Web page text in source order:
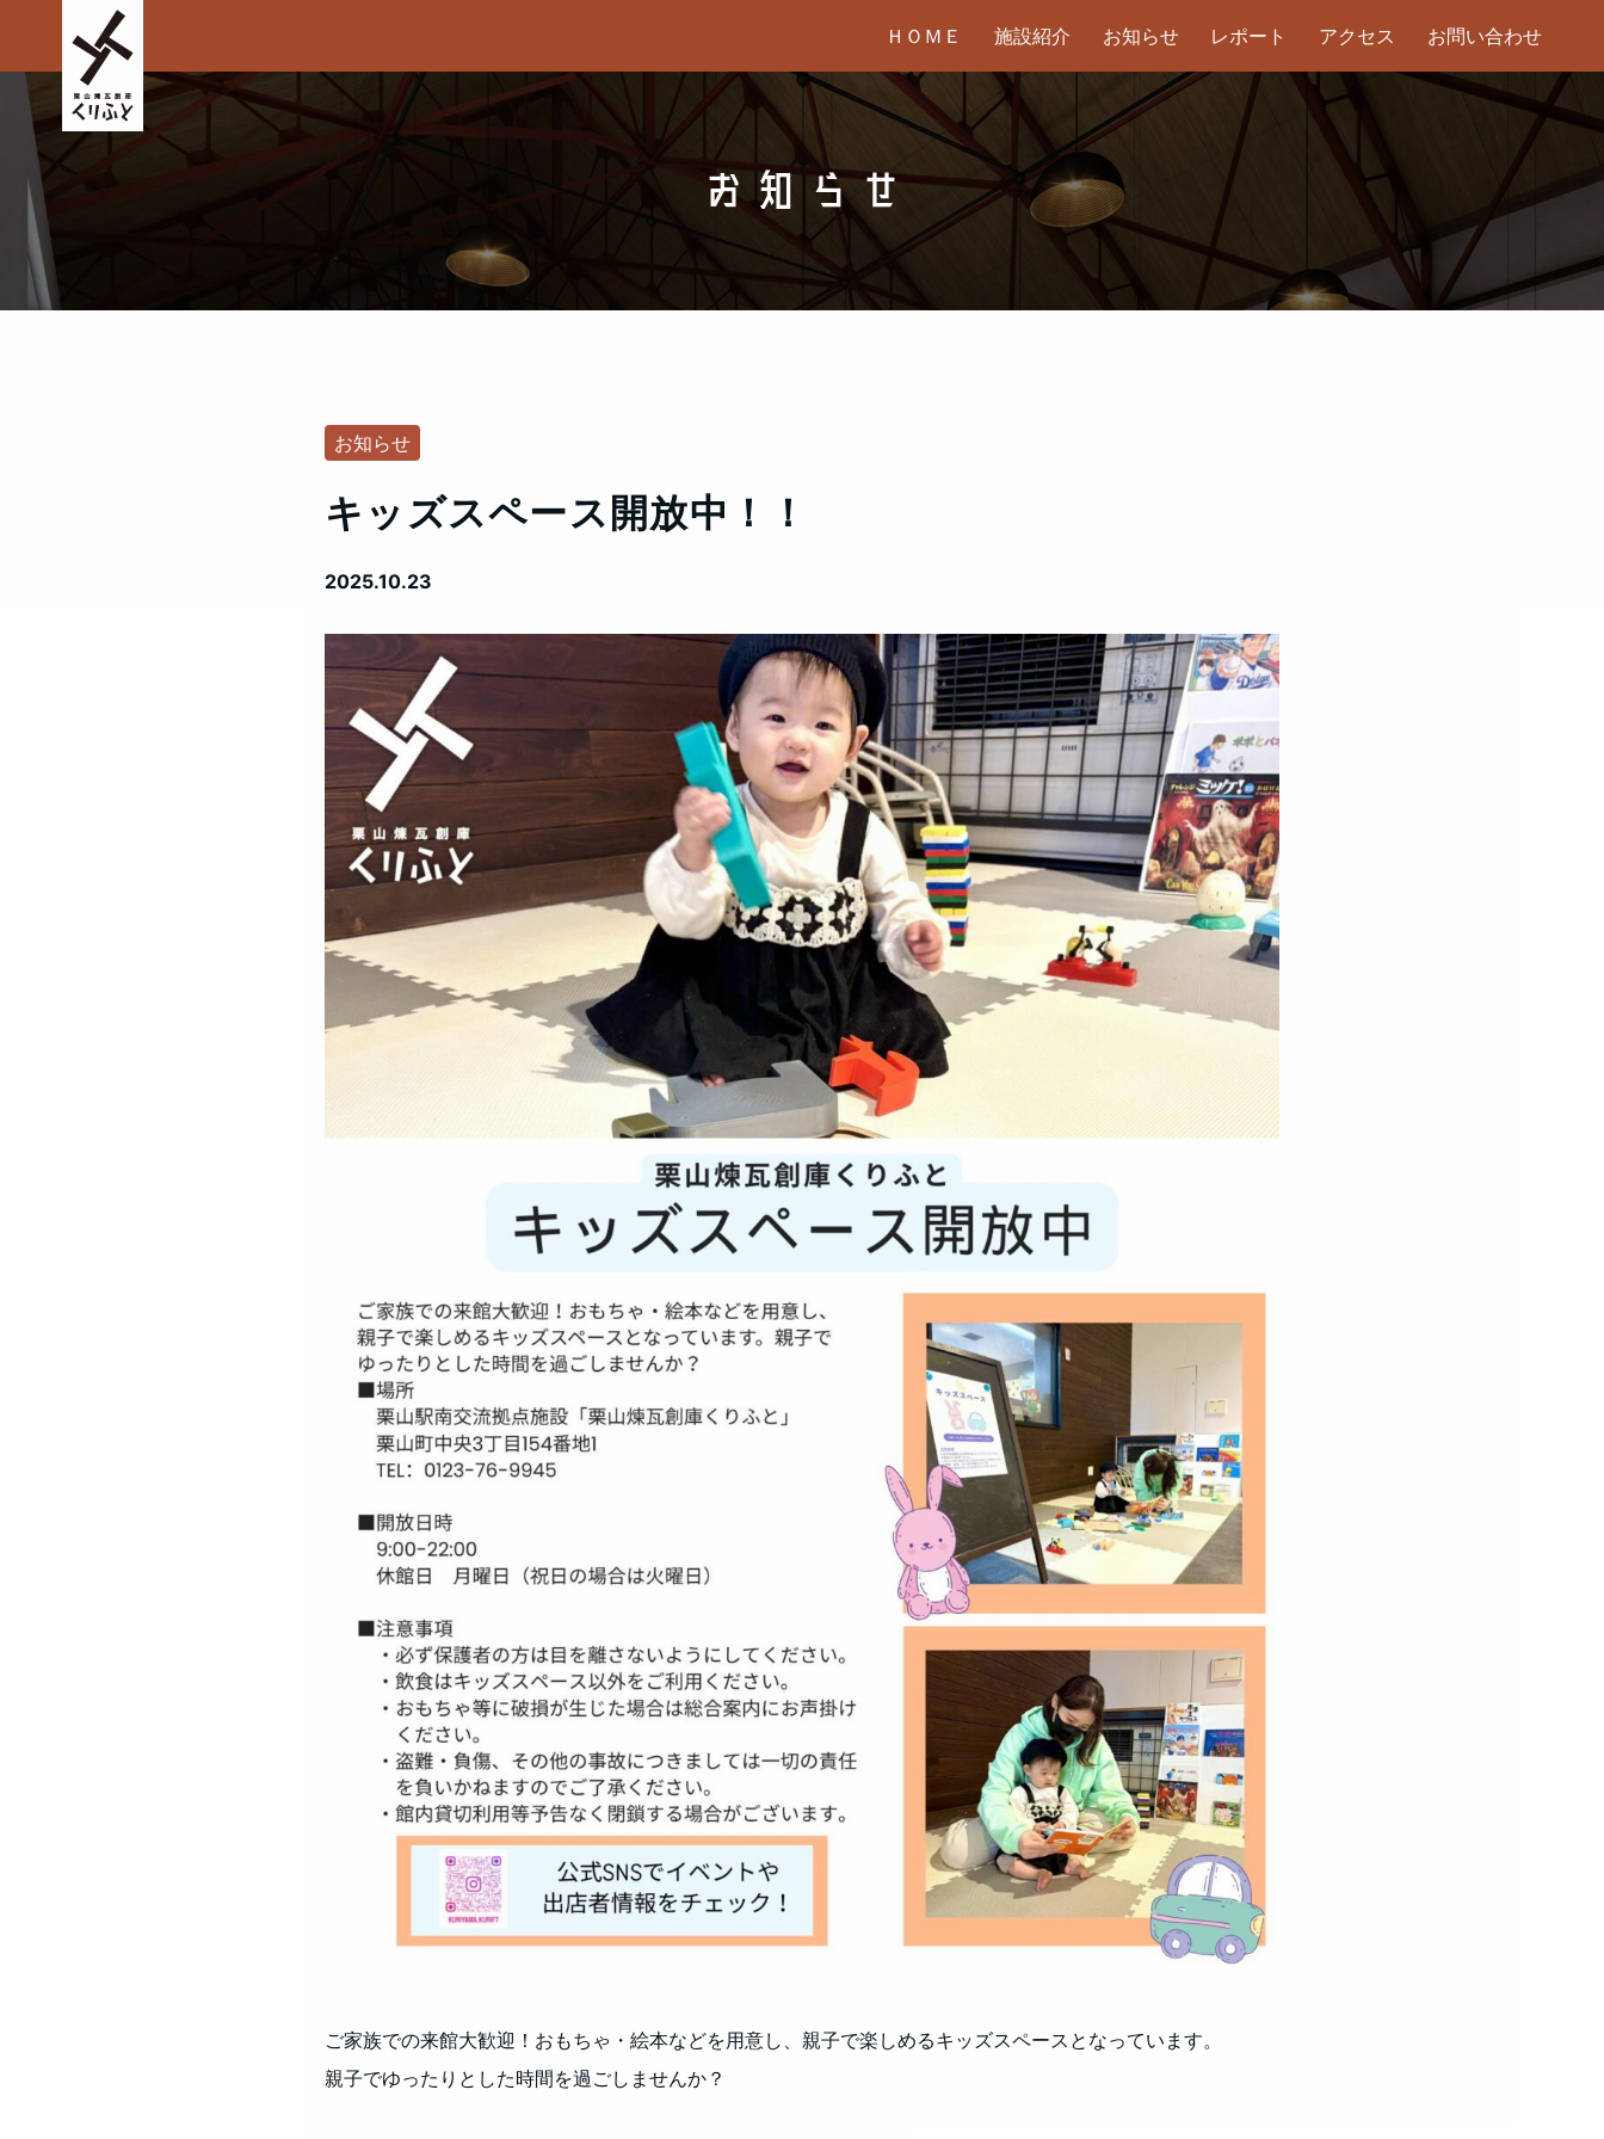
ＨＯＭＥ 施設紹介 お知らせ レポート アクセス お問い合わせ
お知らせ
お知らせ
キッズスペース開放中！！
2025.10.23
ご家族での来館大歓迎！おもちゃ・絵本などを用意し、親子で楽しめるキッズスペースとなっています。
親子でゆったりとした時間を過ごしませんか？